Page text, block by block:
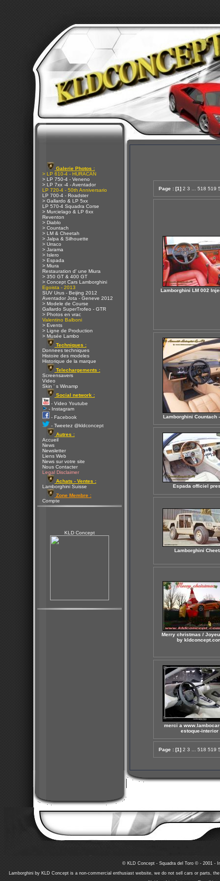
Galerie Photos :
> LP 610-4 - HURACAN
> LP 750-4 - Veneno
> LP 7xx -4 - Aventador
LP 720-4 - 50th Anniversario
LP 700-4 - Roadster
> Gallardo & LP 5xx
LP 570-4 Squadra Corse
> Murcielago & LP 6xx
Reventon
> Diablo
> Countach
> LM & Cheetah
> Jalpa & Silhouette
> Urraco
> Jarama
> Islero
> Espada
> Miura
Restauration d' une Miura
> 350 GT & 400 GT
> Concept Cars Lamborghini
Egoista - 2013
SUV Urus - Beijing 2012
Aventador Jota - Geneve 2012
> Modele de Course
Gallardo SuperTrofeo - GTR
> Photos en vrac
Valentino Balboni
> Events
> Ligne de Production
> Musée Lambo
Techniques :
Donnees techniques
Histoire des modeles
Historique de la marque
Telechargements :
Screensavers
Video
Skin ' s Winamp
Social network :
- Video Youtube
- Instagram
- Facebook
- Tweetez @kldconcept
Autres :
Accueil
News
Newsletter
Liens Web
News sur votre site
Nous Contacter
Legal Disclaimer
Achats - Ventes :
Lamborghini Suisse
Zone Membre :
Compte
KLD Concept
Page : [1] 2 3 518 519
Lamborghini LM 002
Lamborghini Countach
Espada officiel
Lamborghini
Merry christmas /
by
merci a
estoque-interior
Page : [1] 2 3 518 519
© KLD Concept - Squadra del Toro © - 2001 -
Lamborghini by KLD Concept is a non-commercial enthusiast website, we do not sell cars or parts,